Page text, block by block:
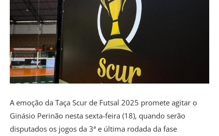
A emoção da Taça Scur de Futsal 2025 promete agitar o
Ginásio Perinão nesta sexta-feira (18), quando serão
disputados os jogos da 3ª e última rodada da fase